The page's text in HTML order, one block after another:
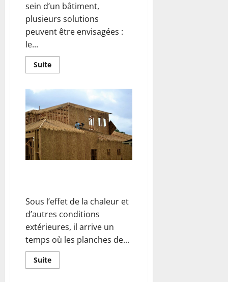
sein d’un bâtiment,
plusieurs solutions
peuvent être envisagées :
le...
SuiteEn
savoir
utiliser
du
Sylomer
pour
isoler
les
vibrations
d’un
batiment
Sous l’effet de la chaleur et
d’autres conditions
extérieures, il arrive un
temps où les planches de...
SuiteEn
savoir